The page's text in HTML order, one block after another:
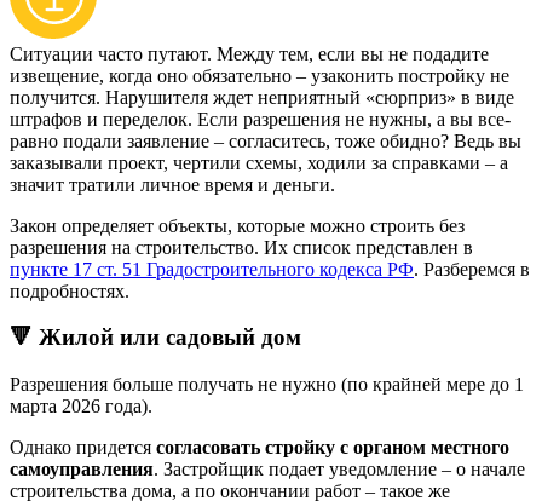
Ситуации часто путают. Между тем, если вы не подадите
извещение, когда оно обязательно – узаконить постройку не
получится. Нарушителя ждет неприятный «сюрприз» в виде
штрафов и переделок. Если разрешения не нужны, а вы все-
равно подали заявление – согласитесь, тоже обидно? Ведь вы
заказывали проект, чертили схемы, ходили за справками – а
значит тратили личное время и деньги.
Закон определяет объекты, которые можно строить без
разрешения на строительство. Их список представлен в
пункте 17 ст. 51 Градостроительного кодекса РФ. Разберемся в
подробностях.
🔻 Жилой или садовый дом
Разрешения больше получать не нужно (по крайней мере до 1
марта 2026 года).
Однако придется согласовать стройку с органом местного
самоуправления. Застройщик подает уведомление – о начале
строительства дома, а по окончании работ – такое же